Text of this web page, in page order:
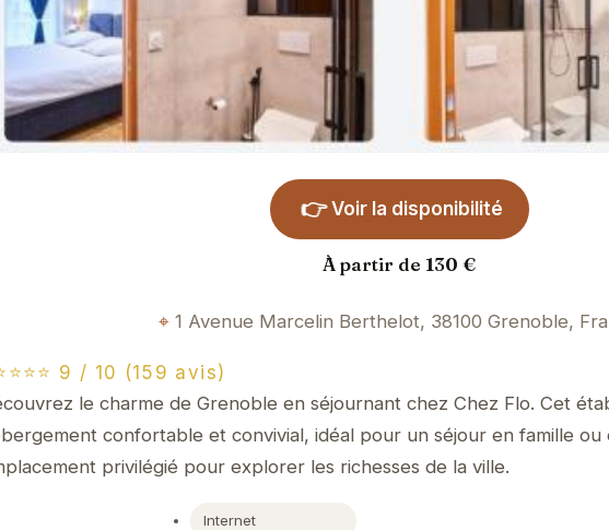
👉 Voir la disponibilité
À partir de 130 €
1 Avenue Marcelin Berthelot, 38100 Grenoble,
9 / 10 (159 avis)
le charme de Grenoble en séjournant chez Chez Flo. Cet
confortable et convivial, idéal pour un séjour en famille
privilégié pour explorer les richesses de la ville.
Internet